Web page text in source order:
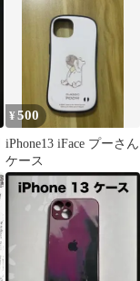
¥500
iPhone13 iFace プーさん
ケース